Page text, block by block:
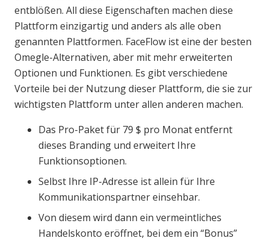
entblößen. All diese Eigenschaften machen diese
Plattform einzigartig und anders als alle oben
genannten Plattformen. FaceFlow ist eine der besten
Omegle-Alternativen, aber mit mehr erweiterten
Optionen und Funktionen. Es gibt verschiedene
Vorteile bei der Nutzung dieser Plattform, die sie zur
wichtigsten Plattform unter allen anderen machen.
Das Pro-Paket für 79 $ pro Monat entfernt
dieses Branding und erweitert Ihre
Funktionsoptionen.
Selbst Ihre IP-Adresse ist allein für Ihre
Kommunikationspartner einsehbar.
Von diesem wird dann ein vermeintliches
Handelskonto eröffnet, bei dem ein “Bonus”